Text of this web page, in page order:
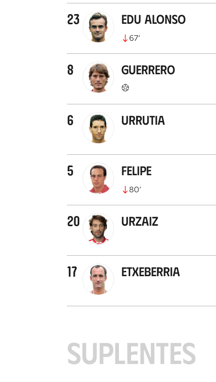
23 Edu Alonso
67’
8 Guerrero
6 Urrutia
5 Felipe
80’
20 Urzaiz
17 Etxeberria
SUPLENTES